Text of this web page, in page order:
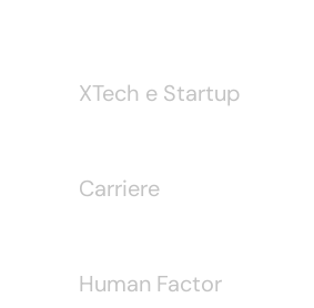
XTech e Startup
Carriere
Human Factor